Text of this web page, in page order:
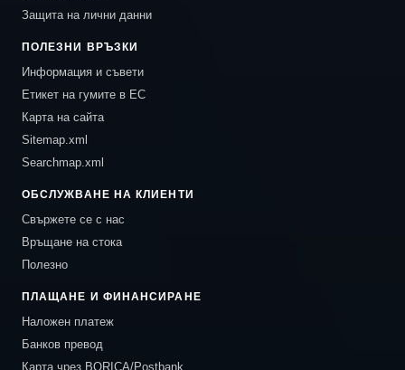
Защита на лични данни
ПОЛЕЗНИ ВРЪЗКИ
Информация и съвети
Етикет на гумите в ЕС
Карта на сайта
Sitemap.xml
Searchmap.xml
ОБСЛУЖВАНЕ НА КЛИЕНТИ
Свържете се с нас
Връщане на стока
Полезно
ПЛАЩАНЕ И ФИНАНСИРАНЕ
Наложен платеж
Банков превод
Карта чрез BORICA/Postbank